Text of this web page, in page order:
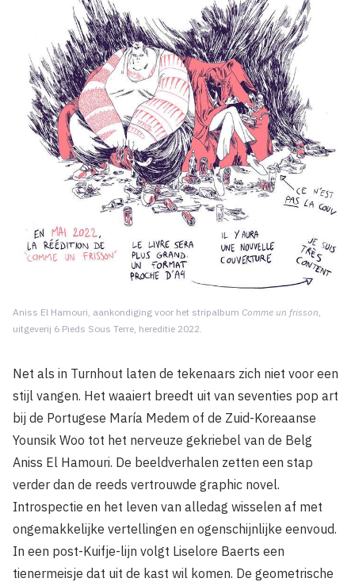
Aniss El Hamouri, aankondiging voor het stripalbum Comme un frisson
uitgeverij 6 Pieds Sous Terre, hereditie 2022.
Net als in Turnhout laten de tekenaars zich niet voor een
stijl vangen. Het waaiert breedt uit van seventies pop art
bij de Portugese María Medem of de Zuid-Koreaanse
Younsik Woo tot het nerveuze gekriebel van de Belg
Aniss El Hamouri. De beeldverhalen zetten een stap
verder dan de reeds vertrouwde graphic novel.
Introspectie en het leven van alledag wisselen af met
ongemakkelijke vertellingen en ogenschijnlijke eenvoud.
In een post-Kuifje-lijn volgt Liselore Baerts een
tienermeisje dat uit de kast wil komen. De geometrische